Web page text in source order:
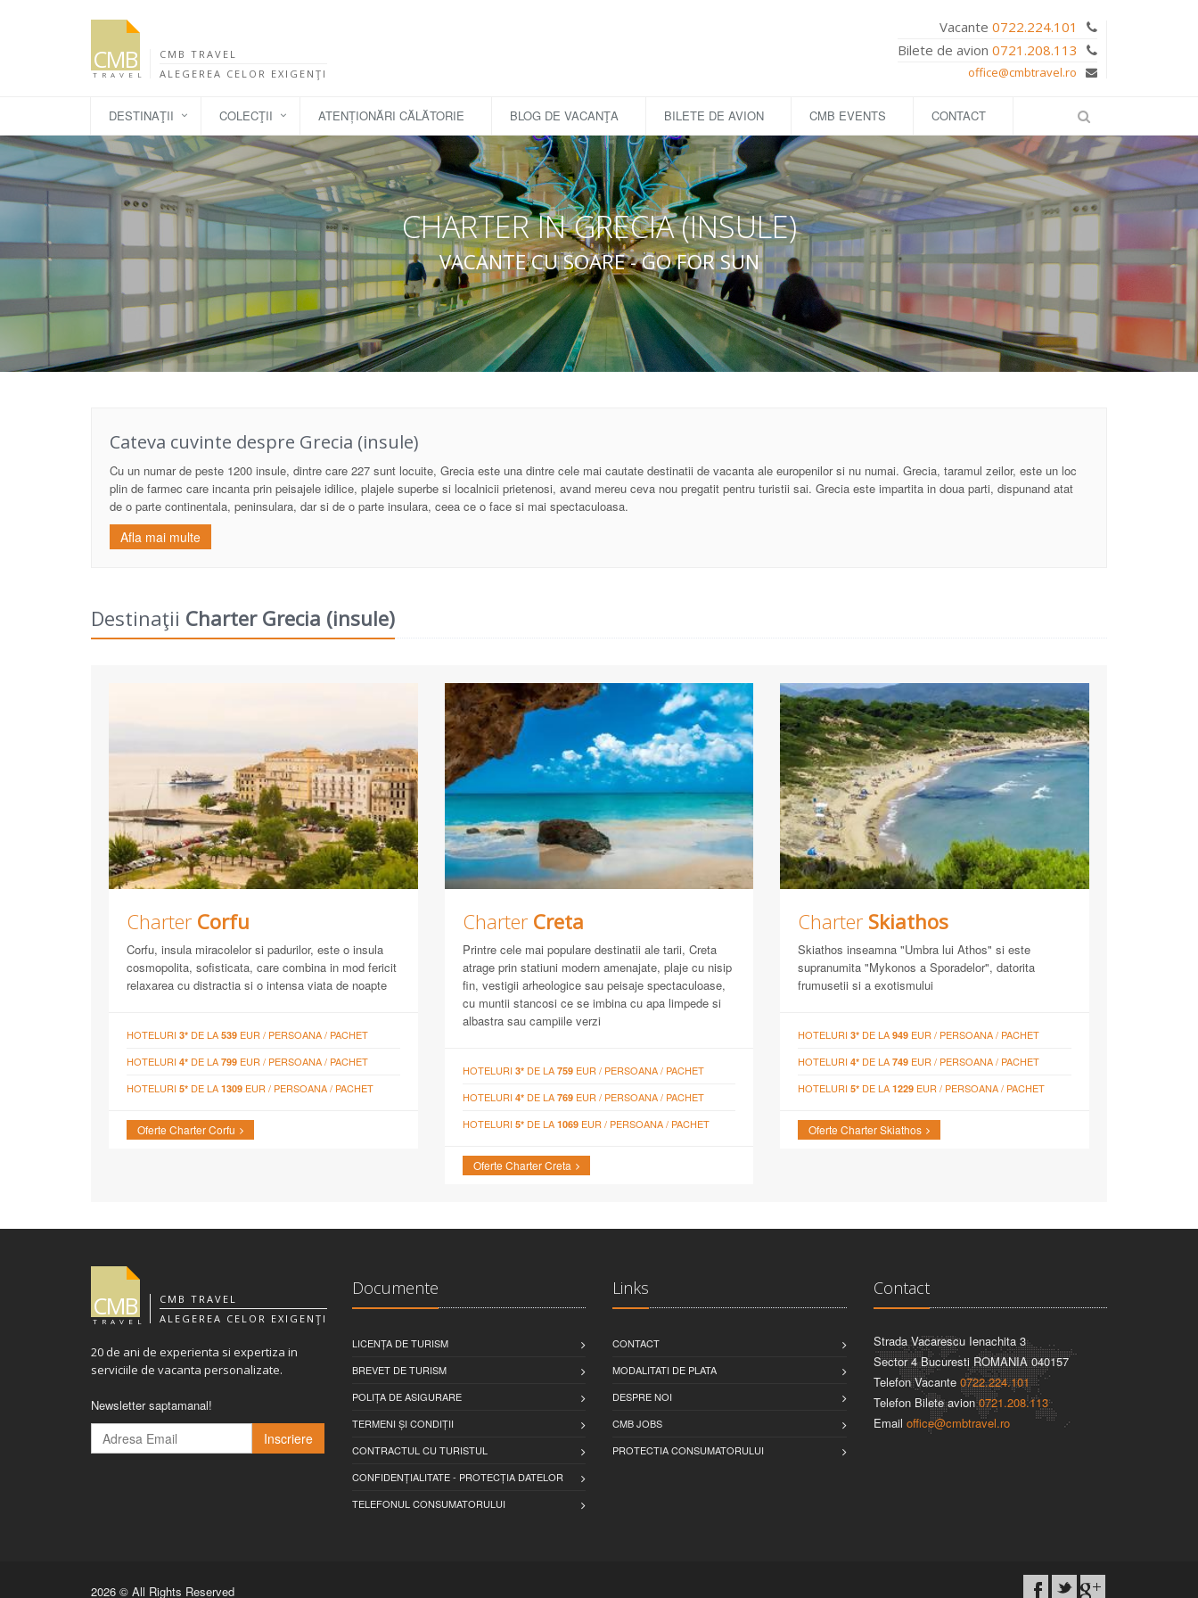
CMB
TRAVEL
CMB TRAVEL
ALEGEREA CELOR EXIGENŢI
Vacante 0722.224.101
Bilete de avion 0721.208.113
office@cmbtravel.ro
DESTINAŢII COLECŢII ATENȚIONĂRI CĂLĂTORIE BLOG DE VACANŢA BILETE DE AVION CMB EVENTS CONTACT
CHARTERINGRECIA (INSULE)
VACANTE CU SOARE - GO FOR SUN
Cateva cuvinte despre Grecia (insule)
Cu un numar de peste 1200 insule, dintre care 227 sunt locuite, Grecia este una dintre cele mai cautate destinatii de vacanta ale europenilor si nu numai. Grecia, taramul zeilor, este un loc
plin de farmec care incanta prin peisajele idilice, plajele superbe si localnicii prietenosi, avand mereu ceva nou pregatit pentru turistii sai. Grecia este impartita in doua parti, dispunand atat
de o parte continentala, peninsulara, dar si de o parte insulara, ceea ce o face si mai spectaculoasa.
Afla mai multe
Destinaţii Charter Grecia (insule)
Charter Corfu
Corfu, insula miracolelor si padurilor, este o insula
cosmopolita, sofisticata, care combina in mod fericit
relaxarea cu distractia si o intensa viata de noapte
HOTELURI 3* DE LA 539 EUR / PERSOANA / PACHET
HOTELURI 4* DE LA 799 EUR / PERSOANA / PACHET
HOTELURI 5* DE LA 1309 EUR / PERSOANA / PACHET
Oferte Charter Corfu
CharterCreta
Printre cele mai populare destinatii ale tarii, Creta
atrage prin statiuni modern amenajate, plaje cu nisip
fin, vestigii arheologice sau peisaje spectaculoase,
cu muntii stancosi ce se imbina cu apa limpede si
albastra sau campiile verzi
HOTELURI 3* DE LA 759 EUR / PERSOANA / PACHET
HOTELURI 4* DE LA 769 EUR / PERSOANA / PACHET
HOTELURI 5* DE LA 1069 EUR / PERSOANA / PACHET
Oferte Charter Creta
Charter Skiathos
Skiathos inseamna "Umbra lui Athos" si este
supranumita "Mykonos a Sporadelor", datorita
frumusetii si a exotismului
HOTELURI3* DE LA949 EUR / PERSOANA / PACHET
HOTELURI4* DE LA749 EUR / PERSOANA / PACHET
HOTELURI5* DE LA1229 EUR / PERSOANA / PACHET
Oferte Charter Skiathos
CMB
TRAVEL
CMB TRAVEL
ALEGEREA CELOR EXIGENŢI
20 de ani de experienta si expertiza in
serviciile de vacanta personalizate.
Newsletter saptamanal!
Inscriere
Documente
LICENȚA DE TURISM
BREVET DE TURISM
POLIȚA DE ASIGURARE
TERMENI ȘI CONDIȚII
CONTRACTUL CU TURISTUL
CONFIDENȚIALITATE - PROTECȚIA DATELOR
TELEFONUL CONSUMATORULUI
Links
CONTACT
MODALITATI DE PLATA
DESPRE NOI
CMB JOBS
PROTECTIA CONSUMATORULUI
Contact
Strada Vacarescu Ienachita 3
Sector 4 Bucuresti ROMANIA 040157
Telefon Vacante 0722.224.101
Telefon Bilete avion0721.208.113
Email office@cmbtravel.ro
2026 © All Rights Reserved